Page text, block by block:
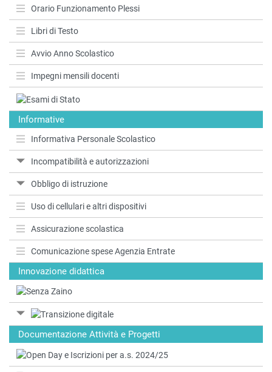
Orario Funzionamento Plessi
Libri di Testo
Avvio Anno Scolastico
Impegni mensili docenti
Informative
Informativa Personale Scolastico
Incompatibilità e autorizzazioni
Obbligo di istruzione
Uso di cellulari e altri dispositivi
Assicurazione scolastica
Comunicazione spese Agenzia Entrate
Innovazione didattica
Documentazione Attività e Progetti